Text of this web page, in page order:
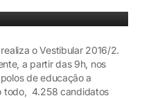
o Vestibular 2016/2.
a partir das 9h, nos
de educação a
todo, 4.258 candidatos